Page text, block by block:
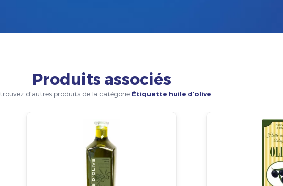
Produits associés
d'autres produits de la catégorie Étiquette huile d'olive